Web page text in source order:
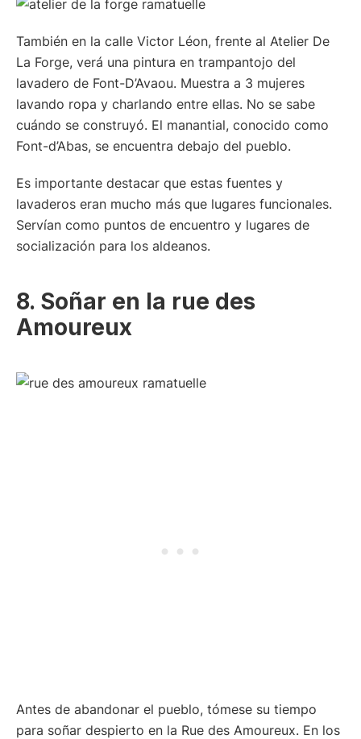
También en la calle Victor Léon, frente al Atelier De
La Forge, verá una pintura en trampantojo del
lavadero de Font-D’Avaou. Muestra a 3 mujeres
lavando ropa y charlando entre ellas. No se sabe
cuándo se construyó. El manantial, conocido como
Font-d’Abas, se encuentra debajo del pueblo.
Es importante destacar que estas fuentes y
lavaderos eran mucho más que lugares funcionales.
Servían como puntos de encuentro y lugares de
socialización para los aldeanos.
8. Soñar en la rue des
Amoureux
Antes de abandonar el pueblo, tómese su tiempo
para soñar despierto en la Rue des Amoureux. En los